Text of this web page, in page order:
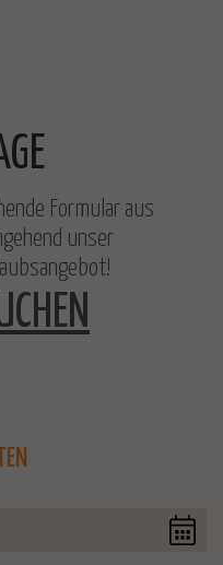
Formular aus
unser